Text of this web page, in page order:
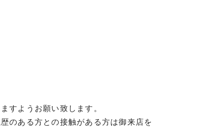
すようお願い致します。
のある方との接触がある方は御来店を